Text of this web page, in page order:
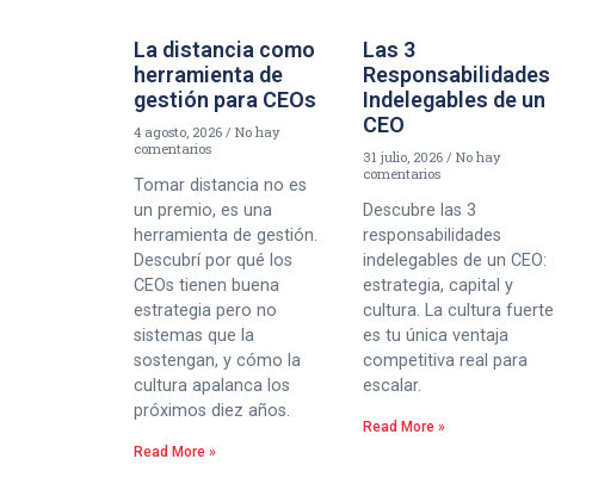
La distancia como
herramienta de
gestión para CEOs
4 agosto, 2026
No hay
comentarios
Tomar distancia no es
un premio, es una
herramienta de gestión.
Descubrí por qué los
CEOs tienen buena
estrategia pero no
sistemas que la
sostengan, y cómo la
cultura apalanca los
próximos diez años.
Read More »
Las 3
Responsabilidades
Indelegables de un
CEO
31 julio, 2026 No hay
comentarios
Descubre las 3
responsabilidades
indelegables de un CEO:
estrategia, capital y
cultura. La cultura fuerte
es tu única ventaja
competitiva real para
escalar.
Read More »